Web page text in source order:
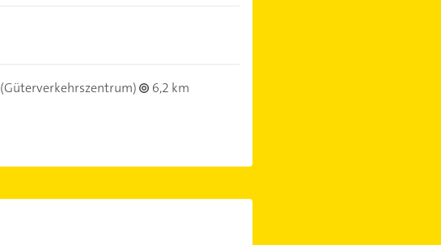
(Güterverkehrszentrum)
6,2 km